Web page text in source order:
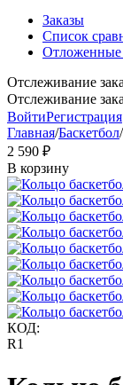
Заказы
Список
Отложенные
Отслеживание
Отслеживание
ВойтиРегистрация
Главная/Баскетбол/
2 590 ₽
В корзину
КОД:
R1